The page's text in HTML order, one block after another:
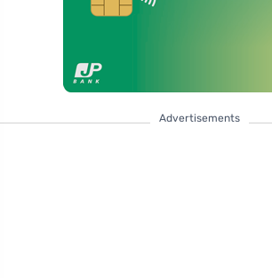
Advertisements